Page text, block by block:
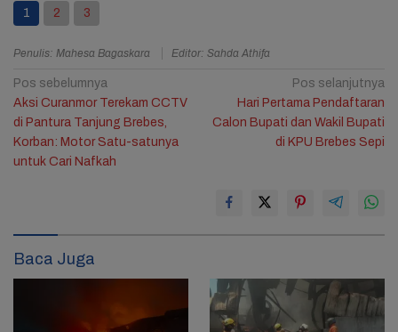
1 2 3
Penulis: Mahesa Bagaskara Editor: Sahda Athifa
Navigasi
pos
Pos sebelumnya
Aksi Curanmor Terekam CCTV
di Pantura Tanjung Brebes,
Korban: Motor Satu-satunya
untuk Cari Nafkah
Pos selanjutnya
Hari Pertama Pendaftaran
Calon Bupati dan Wakil Bupati
di KPU Brebes Sepi
Baca Juga